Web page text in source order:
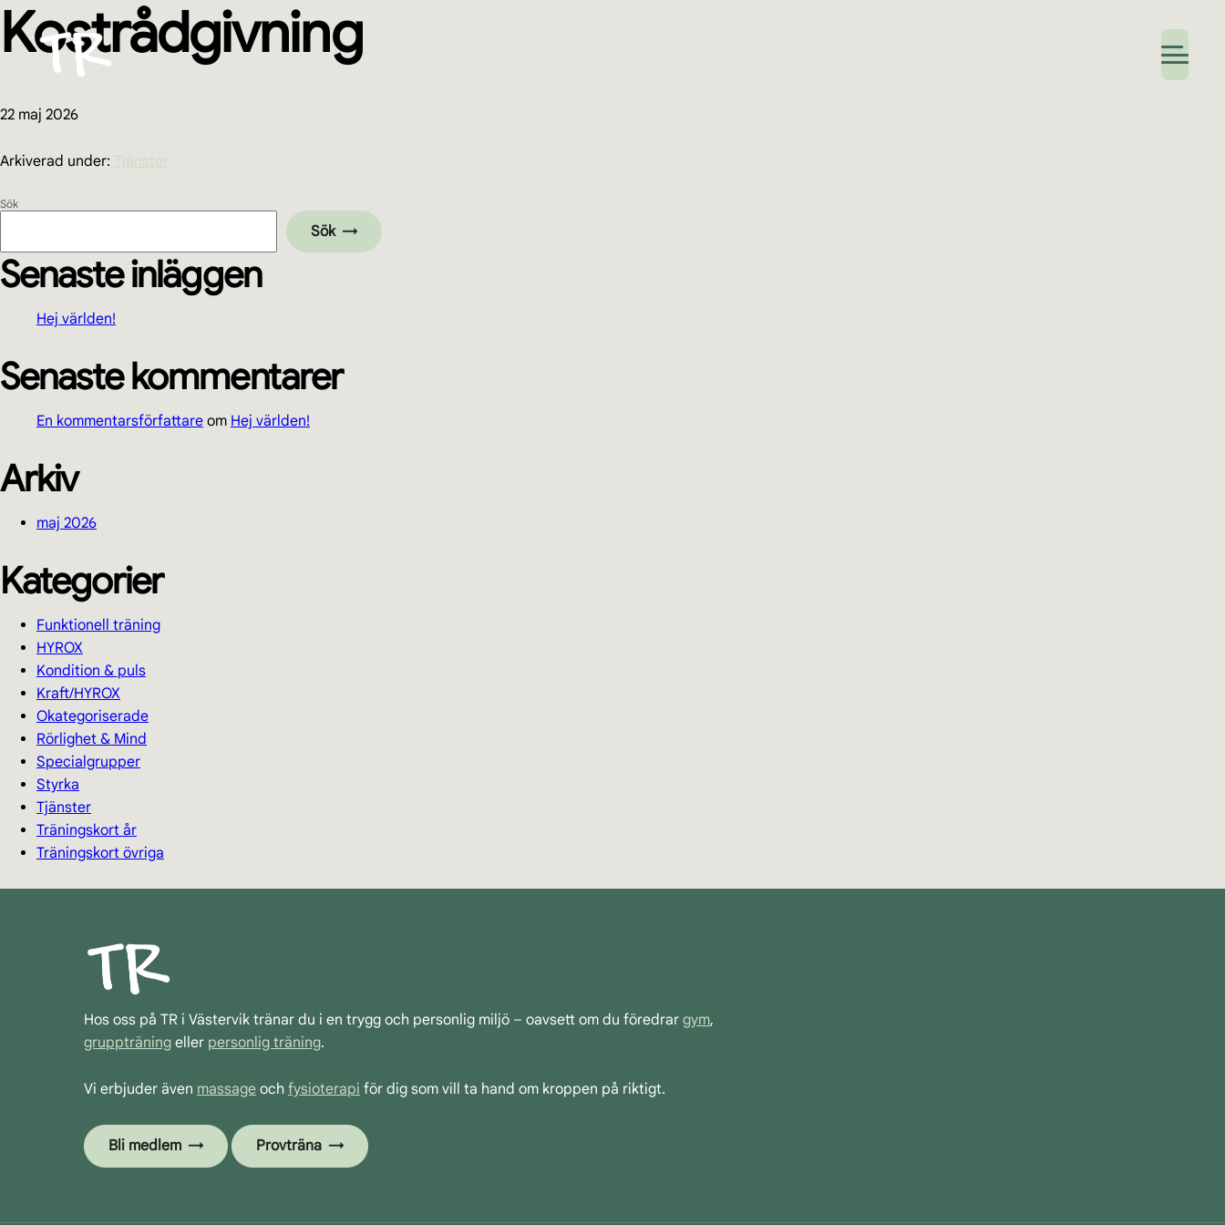
till
huvudnavigering
till
huvudinnehåll
till
det
primära
sidofältet
till
sidfot
Kostrådgivning
22 maj 2026
Arkiverad under: Tjänster
Primärt
sidofält
Sök
Sök
Senaste inläggen
Hej världen!
Senaste kommentarer
En kommentarsförfattare om Hej världen!
Arkiv
maj 2026
Kategorier
Funktionell träning
HYROX
Kondition & puls
Kraft/HYROX
Okategoriserade
Rörlighet & Mind
Specialgrupper
Styrka
Tjänster
Träningskort år
Träningskort övriga
Hos oss på TR i Västervik tränar du i en trygg och personlig miljö – oavsett om du föredrar gym,
gruppträning eller personlig träning.
Vi erbjuder även massage och fysioterapi för dig som vill ta hand om kroppen på riktigt.
Bli medlem Provträna